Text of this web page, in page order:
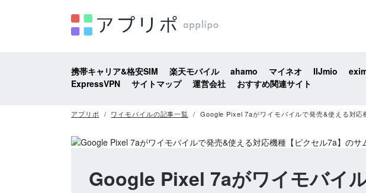
携帯キャリア&格安SIM 楽天モバイル ahamo マイネオ IIJmio
ExpressVPN
サイトマップ 運営会社 おすすめ関連サイト
アプリポ ワイモバイルの記事一覧 Google Pixel 7aがワイモバイルで発売&使える対応
Google Pixel 7aがワイモバイ